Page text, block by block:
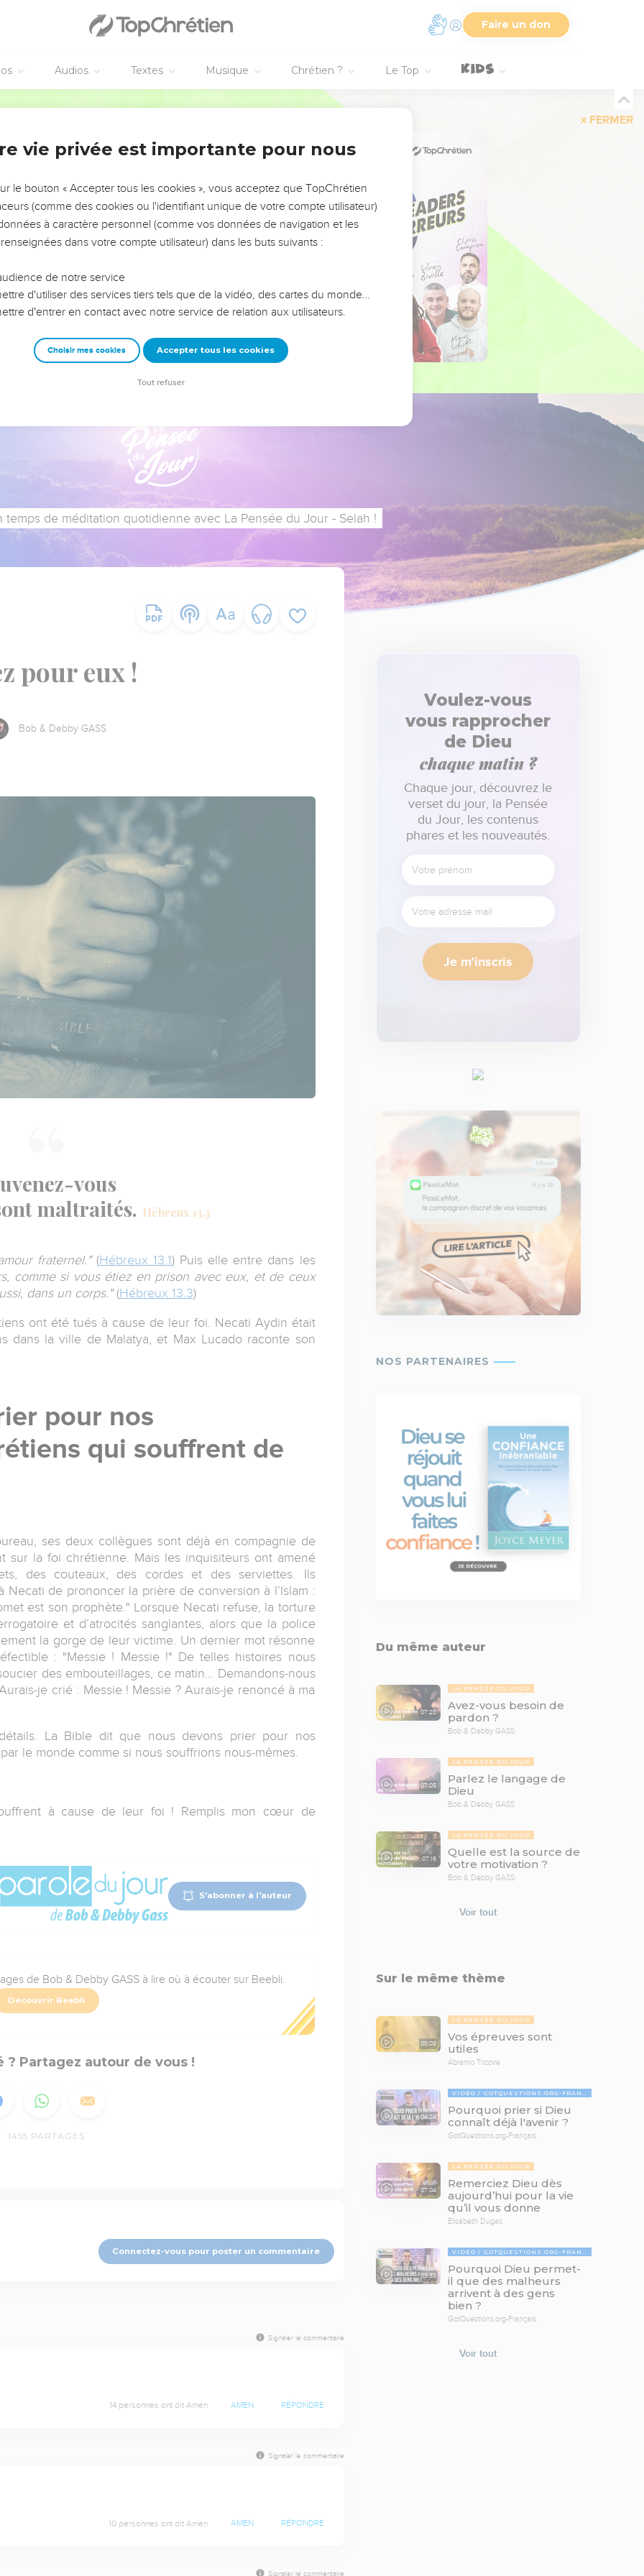
Faire un don
Audios Textes Musique Chrétien ? Le Top
FERMER
LES VOTRES ?
leur impact, leur foi ou leur vision. Mais on voit
qu'ils ont traversés, alors même que ce sont
et responsables reviennent sur les erreurs
avec plus de sagesse afin que leurs erreurs
ministère, une équipe, un groupe ou une famille,
temps de méditation quotidienne avec La Pensée du Jour - Selah !
pour eux !
Bob & Debby GASS
vous
maltraités. Hébreux 13.3
fraternel."(Hébreux 13.1) Puis elle entre dans les
comme si vous étiez en prison avec eux, et de ceux
dans un corps."(Hébreux 13.3)
ont été tués à cause de leur foi. Necati Aydin était
dans la ville de Malatya, et Max Lucado raconte son
pour nos
qui souffrent de
ses deux collègues sont déjà en compagnie de
sur la foi chrétienne. Mais les inquisiteurs ont amené
des couteaux, des cordes et des serviettes. Ils
de prononcer la prière de conversion à l’Islam :
est son prophète." Lorsque Necati refuse, la torture
et d’atrocités sanglantes, alors que la police
la gorge de leur victime. Un dernier mot résonne
: "Messie ! Messie !" De telles histoires nous
des embouteillages, ce matin… Demandons‐nous
crié : Messie ! Messie ? Aurais‐je renoncé à ma
La Bible dit que nous devons prier pour nos
le monde comme si nous souffrions nous‐mêmes.
à cause de leur foi ! Remplis mon cœur de
S'abonner à l'auteur
de Bob & Debby GASS à lire où à écouter sur Beebli.
Découvrir Beebli
? Partagez autour de vous !
1455 PARTAGES
Connectez-vous pour poster un commentaire
Signaler le commentaire
14 personnes ont dit Amen AMEN RÉPONDRE
Signaler le commentaire
10 personnes ont dit Amen AMEN RÉPONDRE
Signaler le commentaire
Voulez-vous
vous rapprocher
de Dieu
chaque matin ?
Chaque jour, découvrez le
verset du jour, la Pensée
du Jour, les contenus
phares et les nouveautés.
Je m'inscris
Du même auteur
07:20
LA PENSÉE DU JOUR
Avez-vous besoin de
pardon ?
Bob & Debby GASS
07:05
LA PENSÉE DU JOUR
Parlez le langage de
Dieu
Bob & Debby GASS
07:16
LA PENSÉE DU JOUR
Quelle est la source de
votre motivation ?
Bob & Debby GASS
Voir tout
Sur le même thème
08:08
LA PENSÉE DU JOUR
Vos épreuves sont
utiles
Abramo Tricoire
04:24
VIDÉO GOTQUESTIONS.ORG-FRANÇAIS
Pourquoi prier si Dieu
connaît déjà l'avenir ?
GotQuestions.org-Français
07:04
LA PENSÉE DU JOUR
Remerciez Dieu dès
aujourd’hui pour la vie
qu’il vous donne
Elisabeth Dugas
03:33
VIDÉO GOTQUESTIONS.ORG-FRANÇAIS
Pourquoi Dieu permet-
il que des malheurs
arrivent à des gens
bien ?
GotQuestions.org-Français
Voir tout
vie privée est importante pour nous
le bouton « Accepter tous les cookies », vous acceptez que TopChrétien
(comme des cookies ou l'identifiant unique de votre compte utilisateur)
à caractère personnel (comme vos données de navigation et les
dans votre compte utilisateur) dans les buts suivants :
de notre service
d'utiliser des services tiers tels que de la vidéo, des cartes du monde…
d'entrer en contact avec notre service de relation aux utilisateurs.
Choisir mes cookies Accepter tous les cookies
Tout refuser